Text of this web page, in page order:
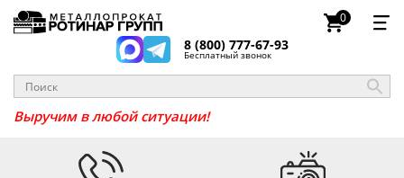
8 (800) 777-67-93
Бесплатный звонок
0
Выручим в любой ситуации!